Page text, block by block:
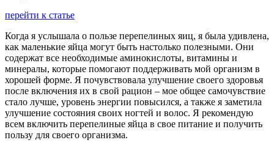
перейти к статье
Когда я услышала о пользе перепелиных яиц, я была удивлена,
как маленькие яйца могут быть настолько полезными. Они
содержат все необходимые аминокислоты, витамины и
минералы, которые помогают поддерживать мой организм в
хорошей форме. Я почувствовала улучшение своего здоровья
после включения их в свой рацион – мое общее самочувствие
стало лучше, уровень энергии повысился, а также я заметила
улучшение состояния своих ногтей и волос. Я рекомендую
всем включить перепелиные яйца в свое питание и получить
пользу для своего организма.